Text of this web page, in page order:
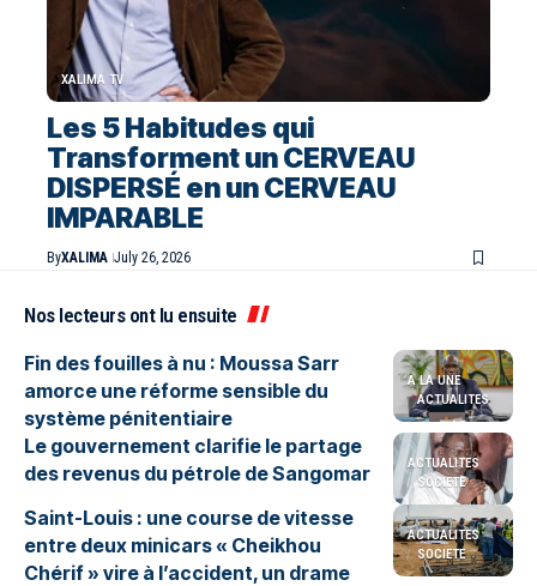
XALIMA TV
Les 5 Habitudes qui
Transforment un CERVEAU
DISPERSÉ en un CERVEAU
IMPARABLE
ByXALIMA July 26, 2026
Nos lecteurs ont lu ensuite
A LA UNE
ACTUALITES
Fin des fouilles à nu : Moussa Sarr
amorce une réforme sensible du
système pénitentiaire
ACTUALITES
SOCIETE
Le gouvernement clarifie le partage
des revenus du pétrole de Sangomar
ACTUALITES
SOCIETE
Saint-Louis : une course de vitesse
entre deux minicars « Cheikhou
Chérif » vire à l’accident, un drame